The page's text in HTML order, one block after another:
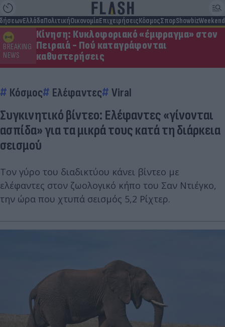
ΕλλάδαΠολιτικήΟικονομίαΕπιχειρήσειςΚόσμοςΣπορShowbizWeekend
BREAKING
NEWS
Κίνηση: Κυκλοφοριακό «έμφραγμα» στον
Πειραιά - Πού καταγράφονται
καθυστερήσεις
Κόσμος Ελέφαντες Viral
Συγκινητικό βίντεο: Ελέφαντες «γίνονται
ασπίδα» για τα μικρά τους κατά τη διάρκεια
σεισμού
Τον γύρο του διαδικτύου κάνει βίντεο με
ελέφαντες στον ζωολογικό κήπο του Σαν Ντιέγκο,
την ώρα που χτυπά σεισμός 5,2 Ρίχτερ.